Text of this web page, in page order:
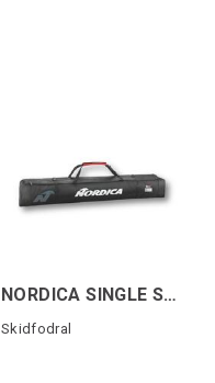
NORDICA SINGLE SKI BAG Svart/Vit/Röd
Skidfodral